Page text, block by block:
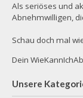
Als seriöses und
Abnehmwilligen,
Schau doch mal
Dein
Unsere